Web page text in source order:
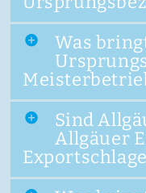
Was
Sind
Allgäuer